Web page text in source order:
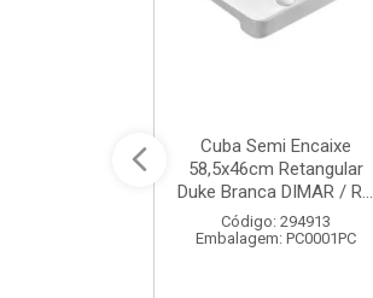
Cuba Semi Encaixe
58,5x46cm Retangular
Duke Branca DIMAR / R...
Código: 294913
Embalagem: PC0001PC